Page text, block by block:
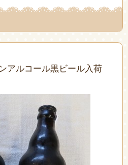
アルコール黒ビール入荷